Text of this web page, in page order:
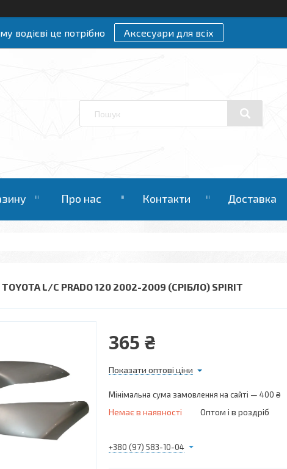
водієві це потрібно Аксесуари для всіх
Про нас Контакти Доставка
L/C PRADO 120 2002-2009 (СРІБЛО) SPIRIT
365 ₴
Показати оптові ціни
Мінімальна сума замовлення на сайті — 400 ₴
Немає в наявності Оптом і в роздріб
+380 (97) 583-10-04